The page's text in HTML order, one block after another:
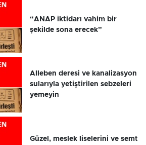
“ANAP iktidarı vahim bir
şekilde sona erecek”
Alleben deresi ve kanalizasyon
sularıyla yetiştirilen sebzeleri
yemeyin
Güzel, meslek liselerini ve semt